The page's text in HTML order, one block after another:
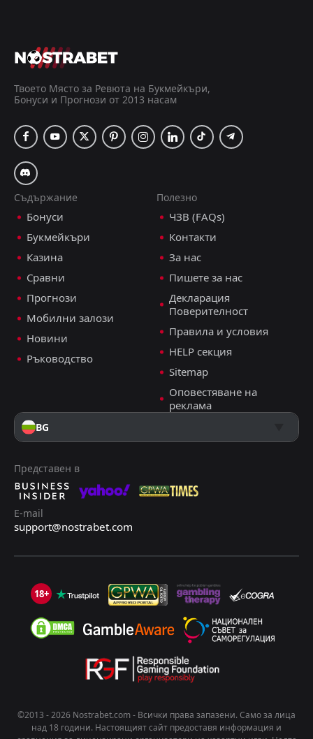
Твоето Място за Ревюта на Букмейкъри,
Бонуси и Прогнози от 2013 насам
Съдържание
Бонуси
Букмейкъри
Казина
Сравни
Прогнози
Мобилни залози
Новини
Ръководство
Полезно
ЧЗВ (FAQs)
Контакти
За нас
Пишете за нас
Декларация
Поверителност
Правила и условия
HELP секция
Sitemap
Оповестяване на
реклама
BG
Представен в
E-mail
support@nostrabet.com
18+
©2013 - 2026 Nostrabet.com - Всички пpaвa зaпaзeни. Само за лица
над 18 години. Настоящият сайт предоставя информация и